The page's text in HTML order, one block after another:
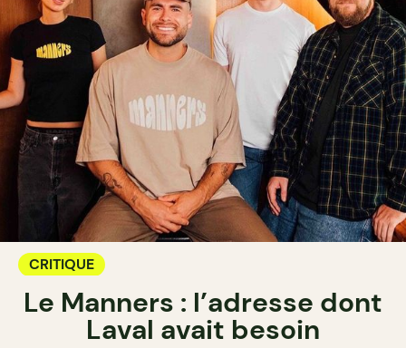
CRITIQUE
Le Manners : l’adresse dont
Laval avait besoin